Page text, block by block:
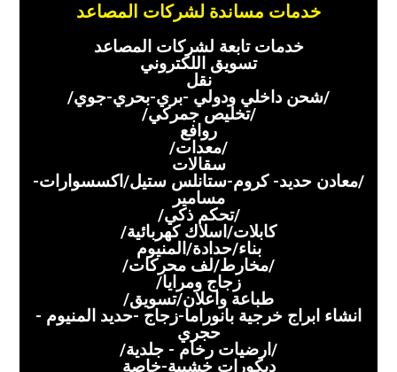
خدمات مساندة لشركات المصاعد
خدمات تابعة لشركات المصاعد
تسويق اللكتروني
نقل
/شحن داخلي ودولي -بري-بحري-جوي/
/تخليص جمركي/
روافع
/معدات/
سقالات
/معادن حديد- كروم-ستانلس ستيل/اكسسوارات-
مسامير
/تحكم ذكي/
كابلات/اسلاك كهربائية/
بناء/حدادة/المنيوم
/مخارط/لف محركات/
زجاج ومرايا/
طباعة واعلان/تسويق/
انشاء ابراج خرجية بانوراما-زجاج -حديد المنيوم -
حجري
/ارضيات رخام - جلدية/
ديكورات خشبية-خاصة